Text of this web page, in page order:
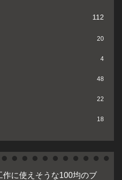
112
20
4
48
22
18
作に使えそうな100均のブ